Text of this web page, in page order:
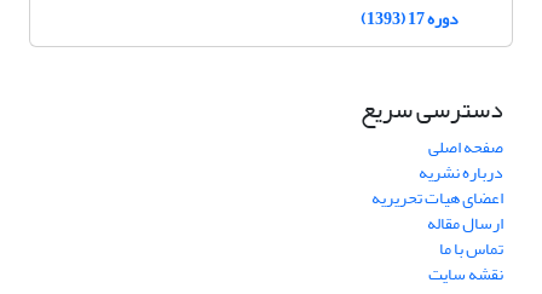
دوره 17 (1393)
دسترسی سریع
صفحه اصلی
درباره نشریه
اعضای هیات تحریریه
ارسال مقاله
تماس با ما
نقشه سایت